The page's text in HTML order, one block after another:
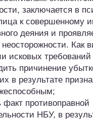
заключается в
к совершенному
деяния и
Как
исковых
причинение
в результате
факт противоправной
НБУ, в